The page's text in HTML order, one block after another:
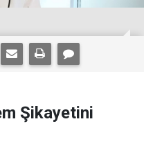
Şikayetini